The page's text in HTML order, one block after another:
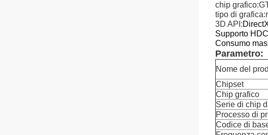
chip
tipo di
3D API:
Supporto
Consumo
Parametro:
Nome del
Chipset
Chip grafico
Serie di chip
Processo di
Codice di